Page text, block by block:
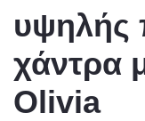
υψηλής
χάντρα
Olivia